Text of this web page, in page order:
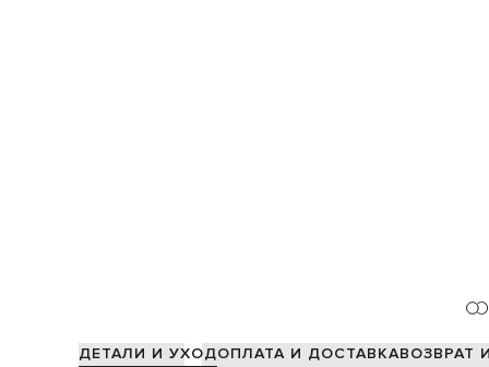
ДЕТАЛИ И УХОДОПЛАТА И ДОСТАВКАВОЗВРАТ